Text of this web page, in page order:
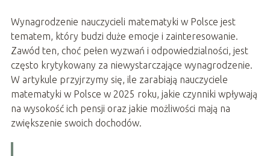
Wynagrodzenie nauczycieli matematyki w Polsce jest
tematem, który budzi duże emocje i zainteresowanie.
Zawód ten, choć pełen wyzwań i odpowiedzialności, jest
często krytykowany za niewystarczające wynagrodzenie.
W artykule przyjrzymy się, ile zarabiają nauczyciele
matematyki w Polsce w 2025 roku, jakie czynniki wpływają
na wysokość ich pensji oraz jakie możliwości mają na
zwiększenie swoich dochodów.